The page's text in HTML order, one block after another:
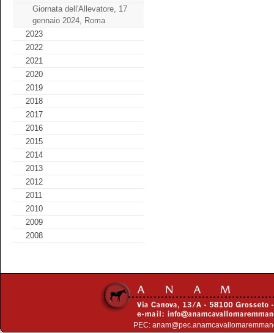
Giornata dell'Allevatore, 17
gennaio 2024, Roma
2023
2022
2021
2020
2019
2018
2017
2016
2015
2014
2013
2012
2011
2010
2009
2008
PEC: